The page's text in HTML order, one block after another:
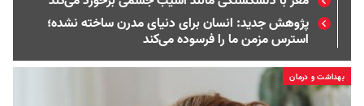
پژوهش جدید: انسان برای دنیای مدرن ساخته نشده؛
استرس مزمن ما را فرسوده می‌کند
بهداشت و درمان